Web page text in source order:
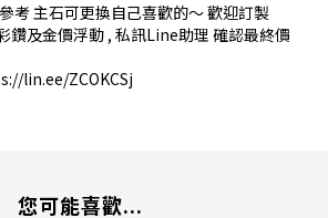
考 主石可更換自己喜歡的～ 歡迎訂製
鑽及金價浮動 , 私訊Line助理 確認最終價
lin.ee/ZCOKCSj
您可能喜歡...